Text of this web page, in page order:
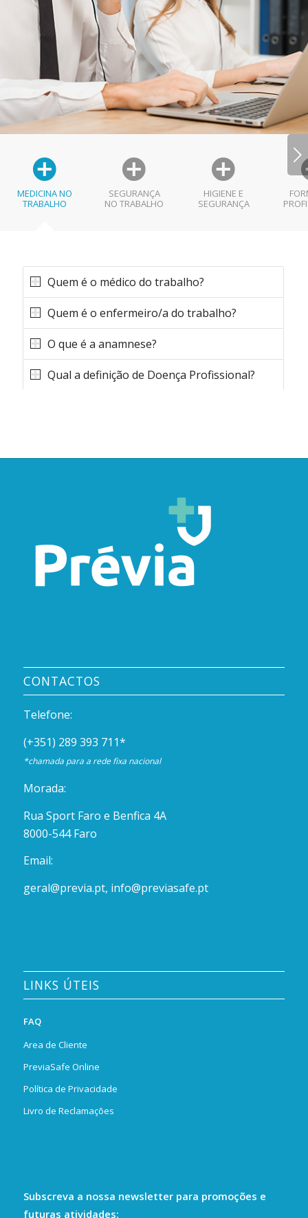
MEDICINA NO
TRABALHO
SEGURANÇA
NO TRABALHO
HIGIENE E
SEGURANÇA
Próximo
Quem é o médico do trabalho?
Quem é o enfermeiro/a do trabalho?
O que é a anamnese?
Qual a definição de Doença Profissional?
CONTACTOS
Telefone:
(+351) 289 393 711*
*chamada para a rede fixa nacional
Morada:
Rua Sport Faro e Benfica 4A
8000-544 Faro
Email:
geral@previa.pt, info@previasafe.pt
LINKS ÚTEIS
FAQ
Area de Cliente
PreviaSafe Online
Política de Privacidade
Livro de Reclamações
Subscreva a nossa newsletter para promoções e
futuras atividades: